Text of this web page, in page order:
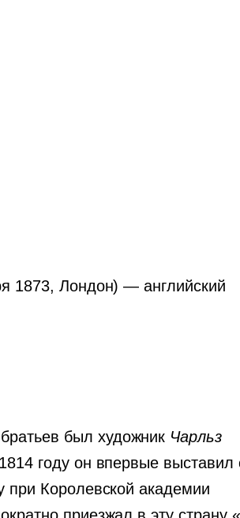
1873, Лондон) — английский
был художник Чарльз
году он впервые выставил
при Королевской академии